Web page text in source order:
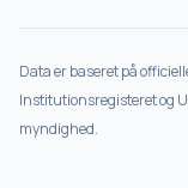
Data er baseret på
Institutionsregisteret og
myndighed.